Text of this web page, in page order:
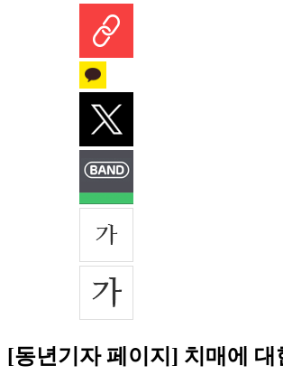
[동년기자 페이지] 치매에 대